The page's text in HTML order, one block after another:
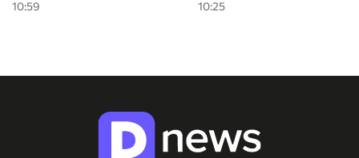
10:59
10:25